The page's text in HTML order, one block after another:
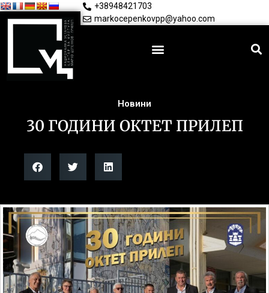
+38948421703
markocepenkovpp@yahoo.com
Новини
30 ГОДИНИ ОКТЕТ ПРИЛЕП